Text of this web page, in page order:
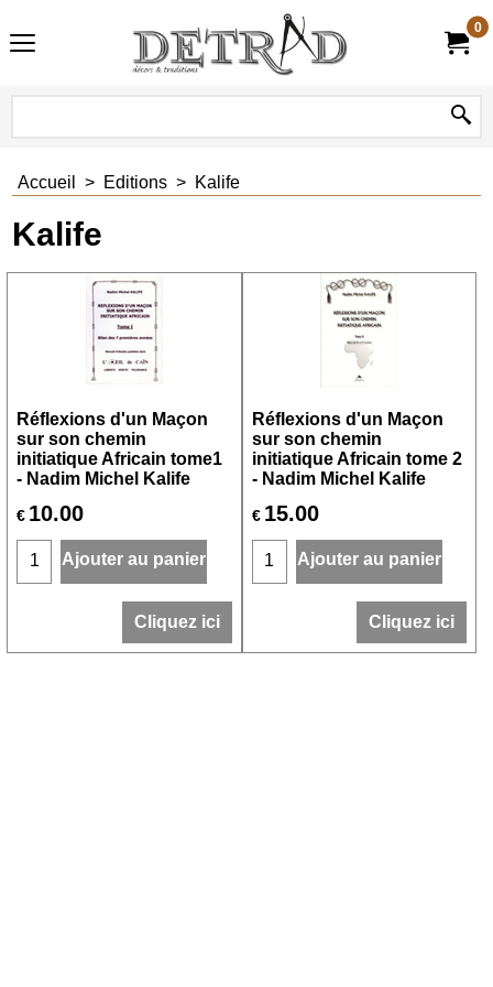
0
Accueil > Editions > Kalife
Kalife
Réflexions d'un Maçon
sur son chemin
initiatique Africain tome1
- Nadim Michel Kalife
€ 10.00
Ajouter au panier
Cliquez ici
Réflexions d'un Maçon
sur son chemin
initiatique Africain tome 2
- Nadim Michel Kalife
€ 15.00
Ajouter au panier
Cliquez ici